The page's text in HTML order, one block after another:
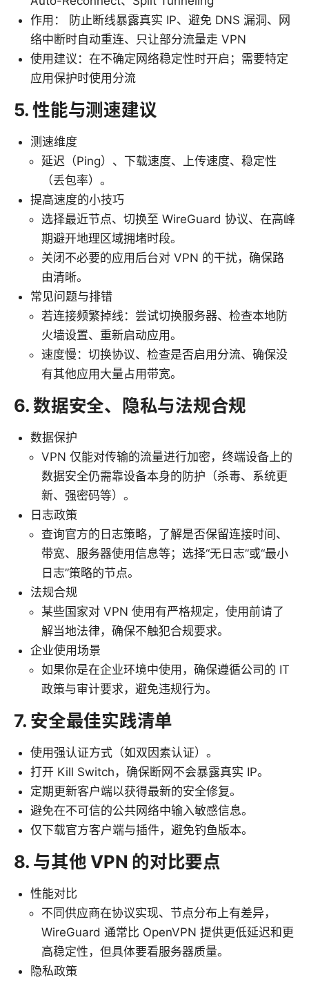
作用： 防止断线暴露真实 IP、避免 DNS 漏洞、网
络中断时自动重连、只让部分流量走 VPN
使用建议：在不确定网络稳定性时开启；需要特定
应用保护时使用分流
5. 性能与测速建议
测速维度
延迟（Ping）、下载速度、上传速度、稳定性
（丢包率）。
提高速度的小技巧
选择最近节点、切换至 WireGuard 协议、在高峰
期避开地理区域拥堵时段。
关闭不必要的应用后台对 VPN 的干扰，确保路
由清晰。
常见问题与排错
若连接频繁掉线：尝试切换服务器、检查本地防
火墙设置、重新启动应用。
速度慢：切换协议、检查是否启用分流、确保没
有其他应用大量占用带宽。
6. 数据安全、隐私与法规合规
数据保护
VPN 仅能对传输的流量进行加密，终端设备上的
数据安全仍需靠设备本身的防护（杀毒、系统更
新、强密码等）。
日志政策
查询官方的日志策略，了解是否保留连接时间、
带宽、服务器使用信息等；选择“无日志”或“最小
日志”策略的节点。
法规合规
某些国家对 VPN 使用有严格规定，使用前请了
解当地法律，确保不触犯合规要求。
企业使用场景
如果你是在企业环境中使用，确保遵循公司的 IT
政策与审计要求，避免违规行为。
7. 安全最佳实践清单
使用强认证方式（如双因素认证）。
打开 Kill Switch，确保断网不会暴露真实 IP。
定期更新客户端以获得最新的安全修复。
避免在不可信的公共网络中输入敏感信息。
仅下载官方客户端与插件，避免钓鱼版本。
8. 与其他 VPN 的对比要点
性能对比
不同供应商在协议实现、节点分布上有差异，
WireGuard 通常比 OpenVPN 提供更低延迟和更
高稳定性，但具体要看服务器质量。
隐私政策